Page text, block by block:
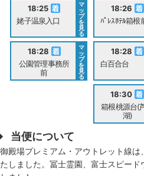
18:25
姥子温泉入口
マ
ッ
プ
を
見
る
18:26
ﾊﾟﾚｽﾎﾃﾙ箱根
18:28
公園管理事務所
前
マ
ッ
プ
を
見
る
18:28
白百合台
18:30
箱根桃源台(
湖)
当便について
御殿場プレミアム・アウトレット線
たしました。冨士霊園、富士スピー